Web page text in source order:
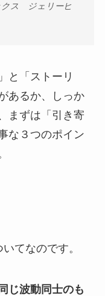
クス ジェリーヒ
と「ストーリ
あるか、しっか
まずは「引き寄
な３つのポイン
てなのです。
同じ波動同士のも